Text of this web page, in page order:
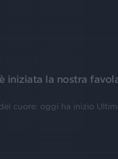
iniziata la nostra
cuore: oggi ha inizio